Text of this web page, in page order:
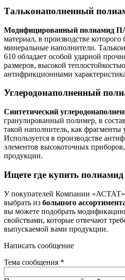
Тальконаполненный
Модифицированный полиамид
материал, в производстве
минеральные наполнители.
610 обладает особой ударной
размеров, высокой
антифрикционными
Углеродонаполненный
Синтетический
гранулированный полимер, в
такой наполнитель, как фрагменты
Используется в производстве
элементов высокоточных
продукции.
Ищете где купить полиамид
У покупателей Компании «АСТАТ»
выбрать из большого
вы можете подобрать
свойствами, которые отвечают
выпускаемой вами продукции.
Написать сообщение
Тема сообщения *